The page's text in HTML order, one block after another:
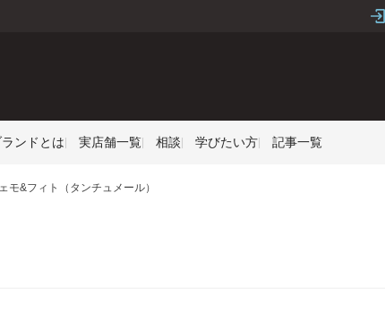
ンドとは 実店舗一覧 相談 学びたい方 記事一覧
&フィト（タンチュメール）